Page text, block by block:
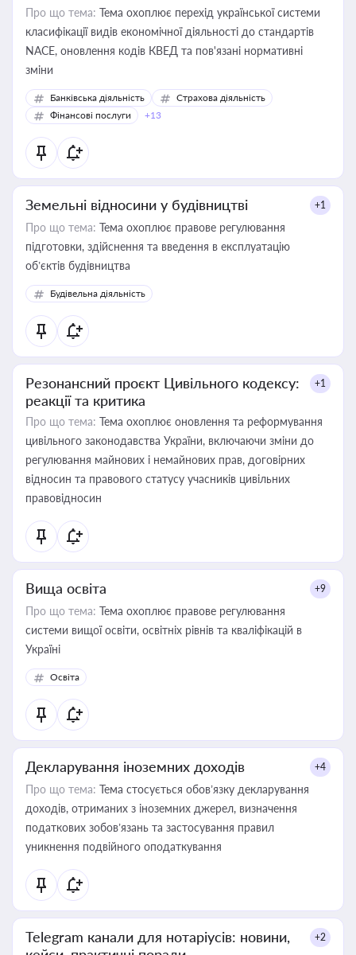
Про що тема: Тема охоплює перехід української системи
класифікації видів економічної діяльності до стандартів
NACE, оновлення кодів КВЕД та пов'язані нормативні
зміни
Банківська діяльність
Страхова діяльність
Фінансові послуги
+13
Земельні відносини у будівництві +1
Про що тема: Тема охоплює правове регулювання
підготовки, здійснення та введення в експлуатацію
об’єктів будівництва
Будівельна діяльність
Резонансний проєкт Цивільного кодексу:
реакції та критика
+1
Про що тема: Тема охоплює оновлення та реформування
цивільного законодавства України, включаючи зміни до
регулювання майнових і немайнових прав, договірних
відносин та правового статусу учасників цивільних
правовідносин
Вища освіта +9
Про що тема: Тема охоплює правове регулювання
системи вищої освіти, освітніх рівнів та кваліфікацій в
Україні
Освіта
Декларування іноземних доходів +4
Про що тема: Тема стосується обов’язку декларування
доходів, отриманих з іноземних джерел, визначення
податкових зобов’язань та застосування правил
уникнення подвійного оподаткування
Telegram канали для нотаріусів: новини,
+2